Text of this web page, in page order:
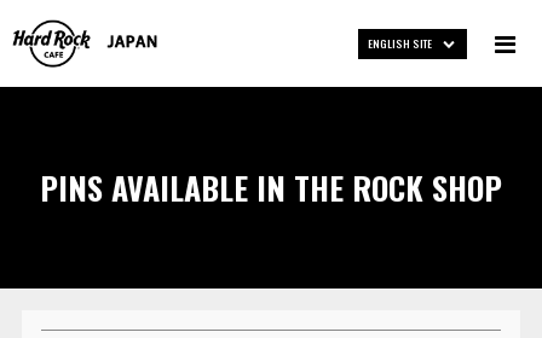
ENGLISH SITE
PINS AVAILABLE IN THE ROCK SHOP